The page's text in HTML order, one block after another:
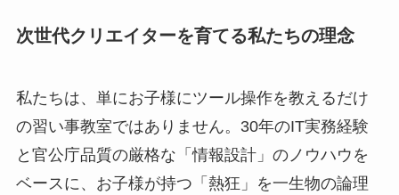
次世代クリエイターを育てる私たちの理念
私たちは、単にお子様にツール操作を教えるだけ
の習い事教室ではありません。30年のIT実務経験
と官公庁品質の厳格な「情報設計」のノウハウを
ベースに、お子様が持つ「熱狂」を一生物の論理